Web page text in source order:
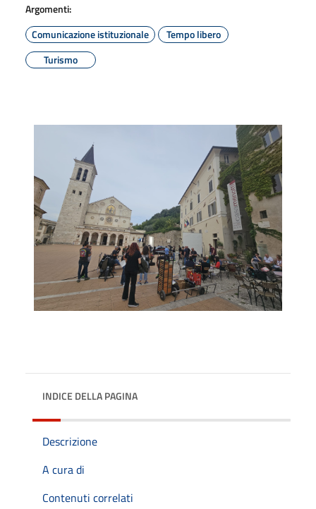
Argomenti:
Comunicazione istituzionale
Tempo libero
Turismo
INDICE DELLA PAGINA
Descrizione
A cura di
Contenuti correlati